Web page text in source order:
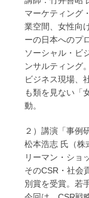
マーケティング
業空間、女性向
ーの日本へのプ
ソーシャル・ビ
ンサルティング
ビジネス現場、
も類を見ない「
動。
２）講演「事例
松本浩志 氏（株
リーマン・ショ
そのCSR・社会
別賞を受賞。若